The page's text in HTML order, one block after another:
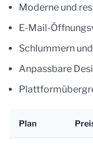
Moderne und
E-Mail-
Schlummern
Anpassbare
Plan